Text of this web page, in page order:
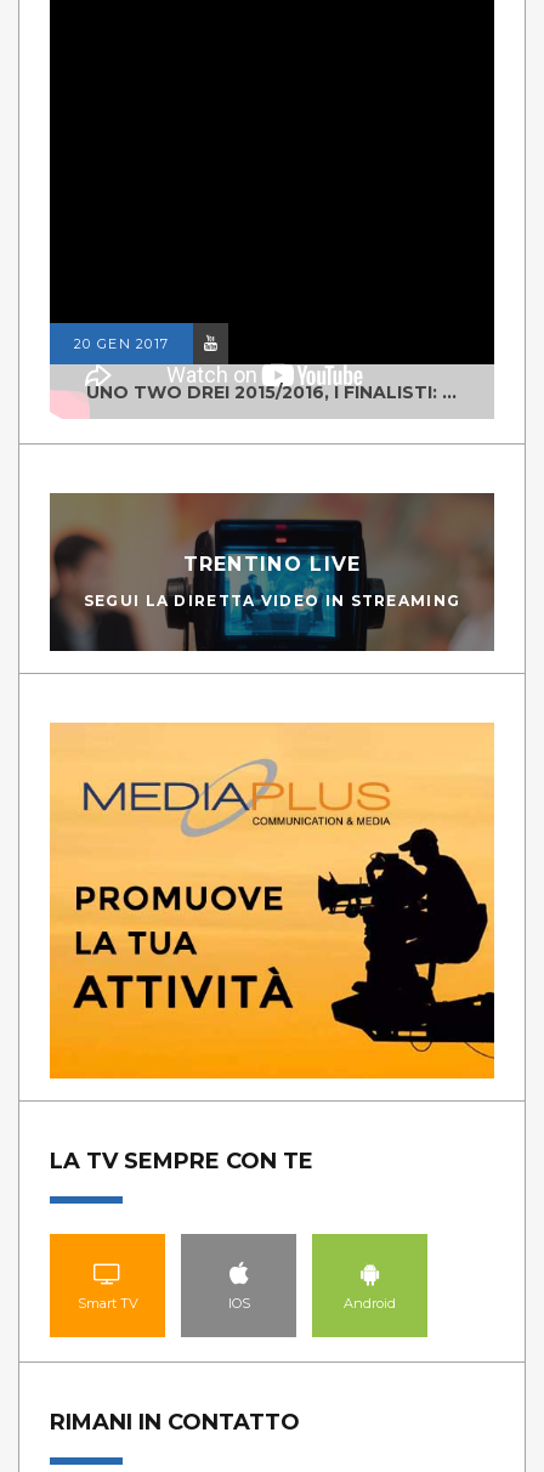
20 GEN 2017
UNO TWO DREI 2015/2016, I FINALISTI: CLASSE IV ALS ISTITUTO "DEGASPERI" BORGO VALSUGANA
TRENTINO LIVE
SEGUI LA DIRETTA VIDEO IN STREAMING
LA TV SEMPRE CON TE
Smart TV IOS Android
RIMANI IN CONTATTO